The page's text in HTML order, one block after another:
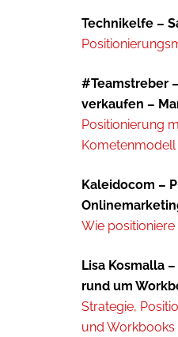
Technikelfe –
#Teamstreber
verkaufen –
Positionierung
Kometenmodell
Kaleidocom –
Wie
Lisa Kosmalla
rund um
Strategie,
und Workbooks